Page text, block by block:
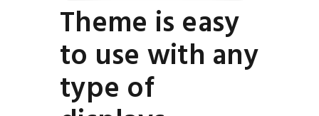
Theme is easy
to use with any
type of